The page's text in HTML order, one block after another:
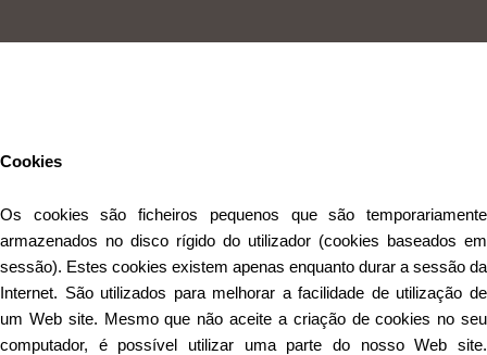
Cookies
Os cookies são ficheiros pequenos que são temporariamente
armazenados no disco rígido do utilizador (cookies baseados em
sessão). Estes cookies existem apenas enquanto durar a sessão da
Internet. São utilizados para melhorar a facilidade de utilização de
um Web site. Mesmo que não aceite a criação de cookies no seu
computador, é possível utilizar uma parte do nosso Web site.